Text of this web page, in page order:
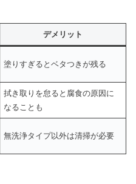
デメリット
塗りすぎるとベタつきが残る
拭き取りを怠ると腐食の原因に
なることも
無洗浄タイプ以外は清掃が必要